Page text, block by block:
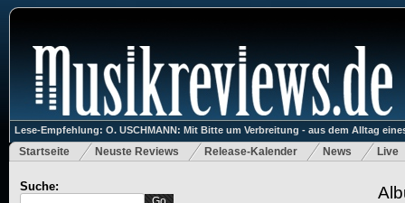
Lese-Empfehlung: O. USCHMANN: Mit Bitte um Verbreitung - aus dem Alltag
Startseite Neuste Reviews Release-Kalender News Live
Suche: